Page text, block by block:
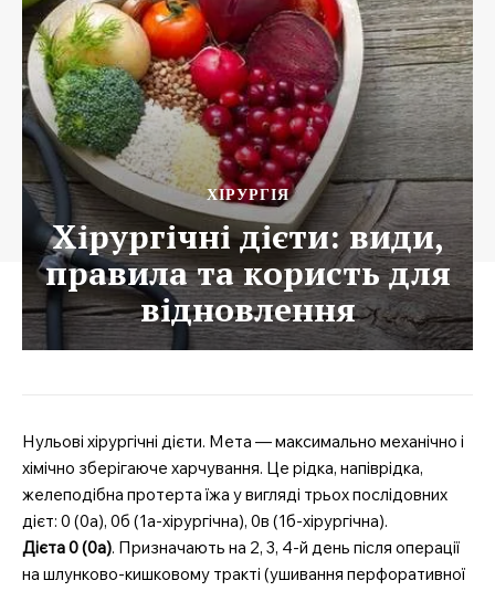
ХІРУРГІЯ
Хірургічні дієти: види,
правила та користь для
відновлення
Нульові хірургічні дієти. Мета — максимально механічно і
хімічно зберігаюче харчування. Це рідка, напіврідка,
желеподібна протерта їжа у вигляді трьох послідовних
дієт: 0 (0а), 0б (1а-хірургічна), 0в (1б-хірургічна).
Дієта 0 (0а). Призначають на 2, 3, 4-й день після операції
на шлунково-кишковому тракті (ушивання перфоративної